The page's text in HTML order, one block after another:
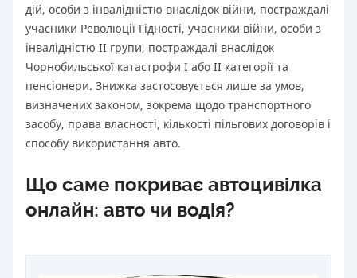
дій, особи з інвалідністю внаслідок війни, постраждалі
учасники Революції Гідності, учасники війни, особи з
інвалідністю II групи, постраждалі внаслідок
Чорнобильської катастрофи I або II категорії та
пенсіонери. Знижка застосовується лише за умов,
визначених законом, зокрема щодо транспортного
засобу, права власності, кількості пільгових договорів і
способу використання авто.
Що саме покриває автоцивілка
онлайн: авто чи водія?